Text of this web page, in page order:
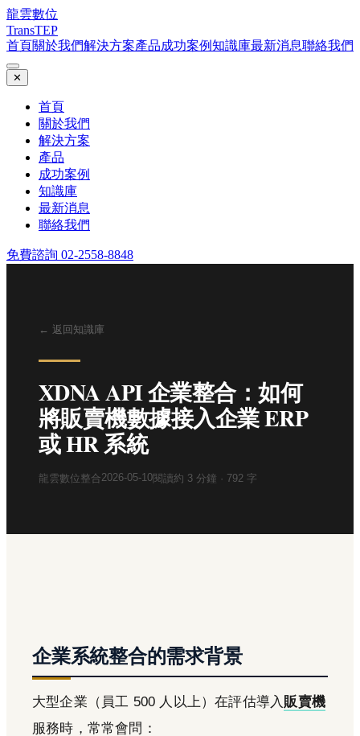
龍雲數位
TransTEP
首頁關於我們解決方案產品成功案例知識庫最新消息聯絡我們
✕
首頁
關於我們
解決方案
產品
成功案例
知識庫
最新消息
聯絡我們
免費諮詢 02-2558-8848
← 返回知識庫
XDNA API 企業整合：如何
將販賣機數據接入企業 ERP
或 HR 系統
龍雲數位整合2026-05-10閱讀約 3 分鐘 · 792 字
企業系統整合的需求背景
大型企業（員工 500 人以上）在評估導入 販賣機
服務時，常常會問：